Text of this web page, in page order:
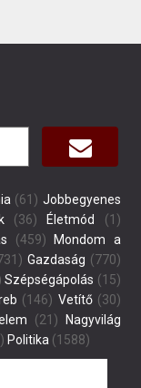
(61) Jobbegyenes
(36) Életmód
(1)
(459)
Mondom a
Gazdaság (770)
Szépségápolás (15)
(146) Vetítő(30)
(21)
Nagyvilág
Politika (1588)